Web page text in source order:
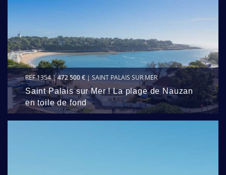
REF 1354 |472 500 €| SAINT PALAIS SUR MER
Saint Palais sur Mer ! La plage de Nauzan
en toile de fond